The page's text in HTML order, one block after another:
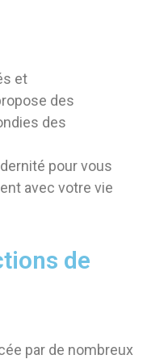
et
des
des
pour vous
avec votre vie
de
par de nombreux